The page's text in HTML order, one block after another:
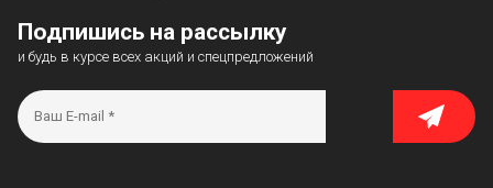
Подпишись на рассылку
и будь в курсе всех акций и спецпредложений